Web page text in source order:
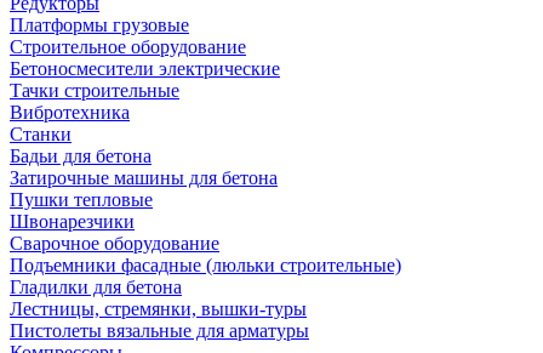
Платформы грузовые
Строительное оборудование
Бетоносмесители электрические
Тачки строительные
Вибротехника
Станки
Бадьи для бетона
Затирочные машины для бетона
Пушки тепловые
Швонарезчики
Сварочное оборудование
Подъемники фасадные (люльки строительные)
Гладилки для бетона
Лестницы, стремянки, вышки-туры
Пистолеты вязальные для арматуры